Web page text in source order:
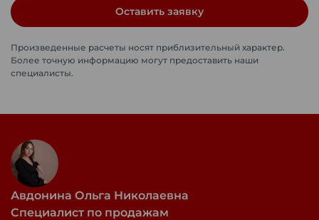
Оставить заявку
Произведенные расчеты носят приблизительный характер.
Более точную информацию могут предоставить наши
специалисты.
Авдонина Ольга Николаевна
Специалист по продажам